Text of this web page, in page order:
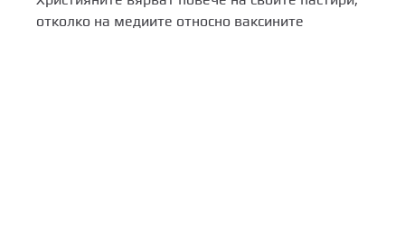
отколко на медиите относно ваксините